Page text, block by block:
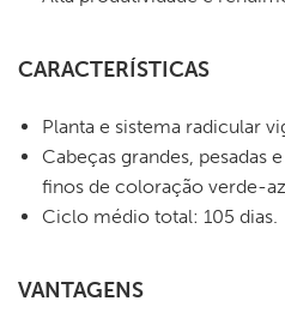
CARACTERÍSTICAS
Planta e sistema radicular
Cabeças grandes, pesadas
finos de coloração verde-
Ciclo médio total: 105 dias.
VANTAGENS